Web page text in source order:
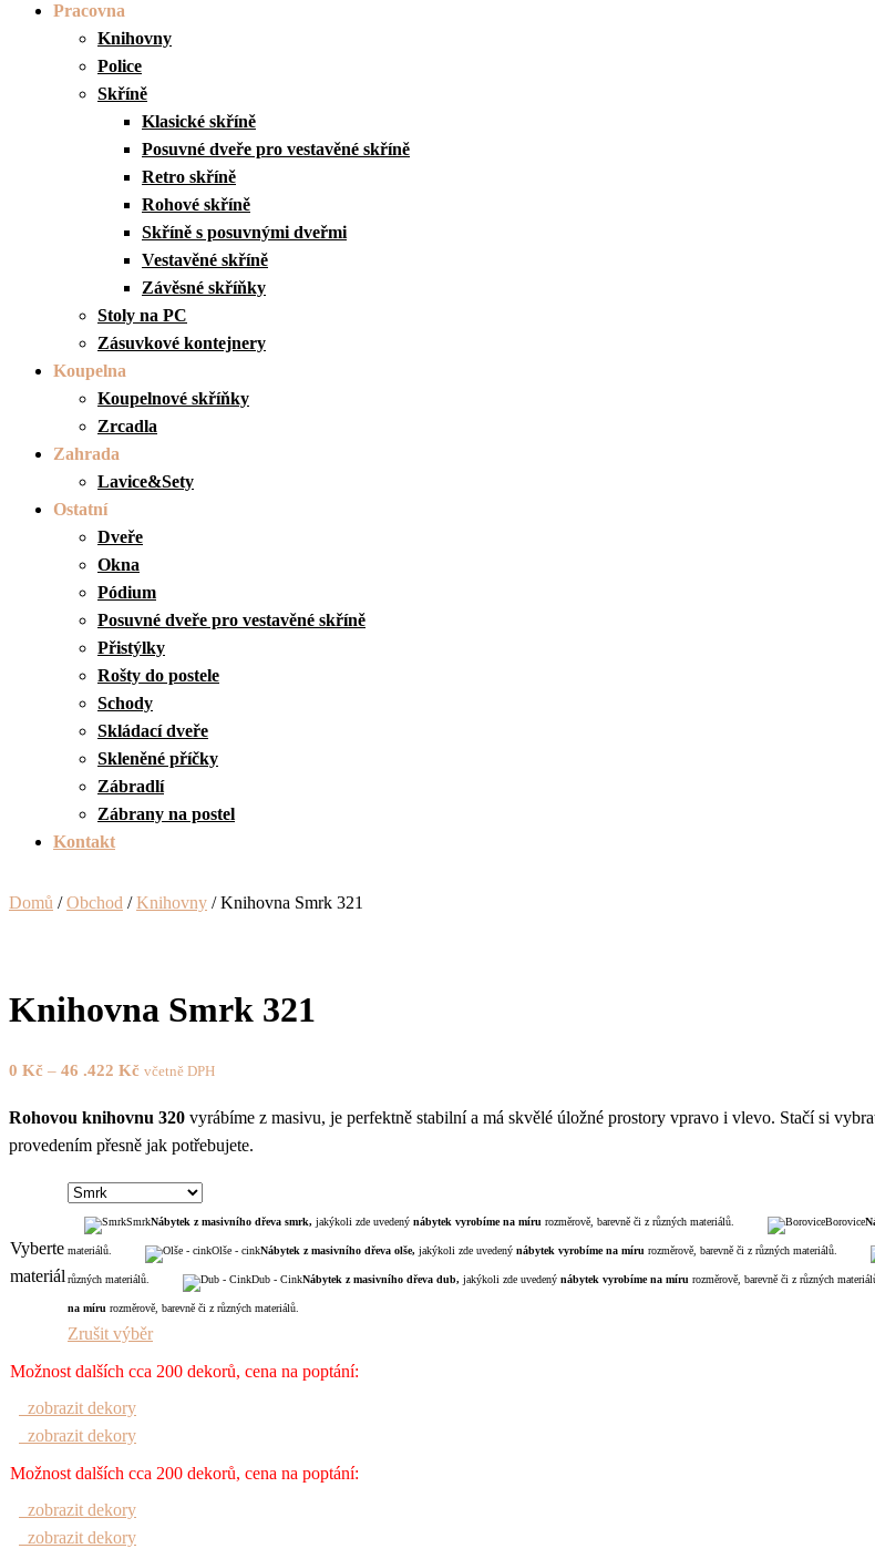
Pracovna
Knihovny
Police
Skříně
Klasické skříně
Posuvné dveře pro vestavěné skříně
Retro skříně
Rohové skříně
Skříně s posuvnými dveřmi
Vestavěné skříně
Závěsné skříňky
Stoly na PC
Zásuvkové kontejnery
Koupelna
Koupelnové skříňky
Zrcadla
Zahrada
Lavice&Sety
Ostatní
Dveře
Okna
Pódium
Posuvné dveře pro vestavěné skříně
Přistýlky
Rošty do postele
Schody
Skládací dveře
Skleněné příčky
Zábradlí
Zábrany na postel
Kontakt
Domů /Obchod /Knihovny / Knihovna Smrk 321
Knihovna Smrk 321
0 Kč – 46 .422 Kč včetně DPH
Rohovou knihovnu 320 vyrábíme z masivu, je perfektně stabilní a má skvělé úložné prostory vpravo i vlevo. Stačí si
provedením přesně jak potřebujete.
Vyberte
materiál
SmrkNábytek z masivního dřeva smrk, jakýkoli zde uvedený nábytek vyrobíme na míru rozměrově, barevně či z různých materiálů. Borovice
materiálů. Olše - cinkNábytek z masivního dřeva olše, jakýkoli zde uvedený nábytek vyrobíme na míru rozměrově, barevně či z různých materiálů.
různých materiálů. Dub - CinkNábytek z masivního dřeva dub, jakýkoli zde uvedený nábytek vyrobíme na míru rozměrově, barevně či z různých
na míru rozměrově, barevně či z různých materiálů.
Zrušit výběr
Možnost dalších cca 200 dekorů, cena na poptání:
zobrazit dekory
zobrazit dekory
Možnost dalších cca 200 dekorů, cena na poptání:
zobrazit dekory
zobrazit dekory